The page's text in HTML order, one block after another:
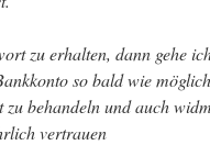
zu erhalten, dann gehe
so bald wie
zu behandeln und auch
vertrauen